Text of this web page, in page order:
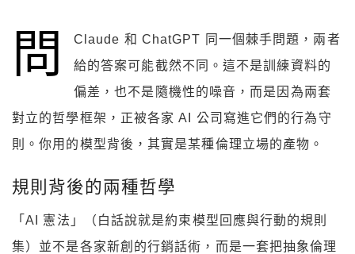
問
Claude 和 ChatGPT 同一個棘手問題，兩者
給的答案可能截然不同。這不是訓練資料的
偏差，也不是隨機性的噪音，而是因為兩套
對立的哲學框架，正被各家 AI 公司寫進它們的行為守
則。你用的模型背後，其實是某種倫理立場的產物。
規則背後的兩種哲學
「AI 憲法」（白話說就是約束模型回應與行動的規則
集）並不是各家新創的行銷話術，而是一套把抽象倫理